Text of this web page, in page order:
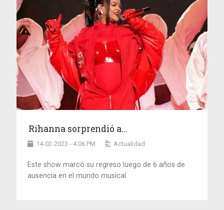
Rihanna sorprendió a...
14-02-2023 - 4:06 PM Actualidad
Este show marcó su regreso luego de 6 años de
ausencia en el mundo musical